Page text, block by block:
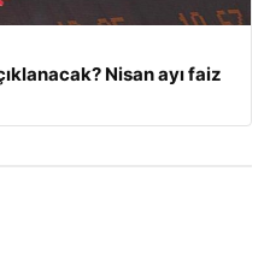
Nisan ayı faiz